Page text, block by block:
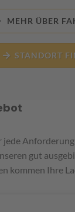
MEHR ÜBER
STANDORT
jede
gut
kommen Ihre